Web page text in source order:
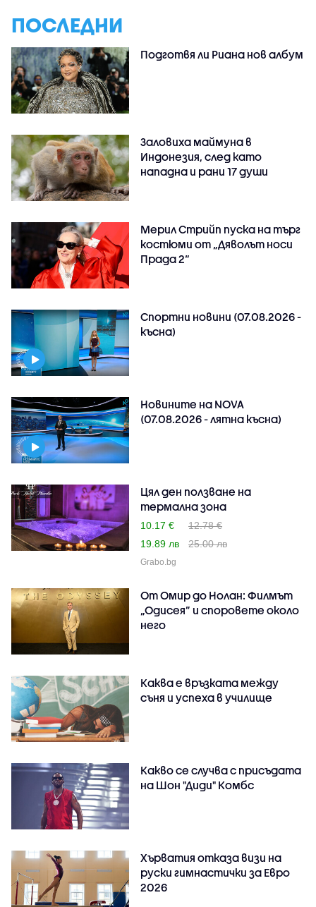
ПОСЛЕДНИ
Подготвя ли Риана нов албум
Заловиха маймуна в
Индонезия, след като
нападна и рани 17 души
Мерил Стрийп пуска на търг
костюми от „Дяволът носи
Прада 2“
Спортни новини (07.08.2026 -
късна)
Новините на NOVA
(07.08.2026 - лятна късна)
Цял ден ползване на
термална зона
10.17 €
12.78 €
19.89 лв
25.00 лв
Grabo.bg
От Омир до Нолан: Филмът
„Одисея” и споровете около
него
Каква е връзката между
съня и успеха в училище
Какво се случва с присъдата
на Шон "Диди" Комбс
Хърватия отказа визи на
руски гимнастички за Евро
2026